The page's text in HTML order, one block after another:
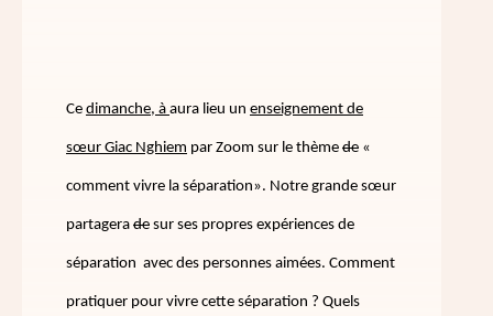
Ce dimanche, à aura lieu un enseignement de
sœur Giac Nghiem par Zoom sur le thème de «
comment vivre la séparation». Notre grande sœur
partagera de sur ses propres expériences de
séparation avec des personnes aimées. Comment
pratiquer pour vivre cette séparation ? Quels